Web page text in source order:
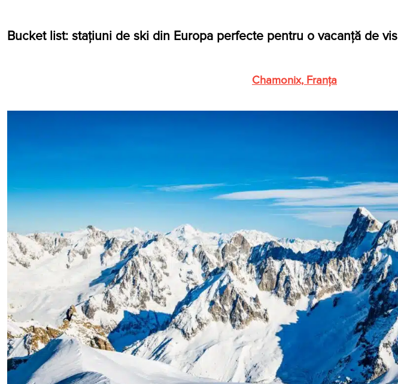
Bucket list: stațiuni de ski din Europa perfecte pentru o vacanță de vis
Chamonix, Franţa